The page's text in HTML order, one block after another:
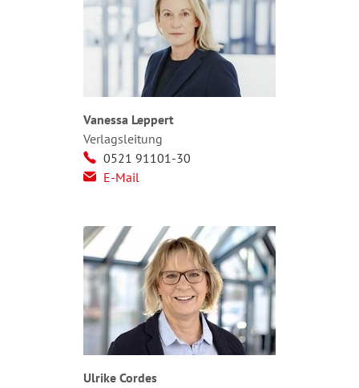
Vanessa Leppert
Verlagsleitung
0521 91101-30
E-Mail
Ulrike Cordes